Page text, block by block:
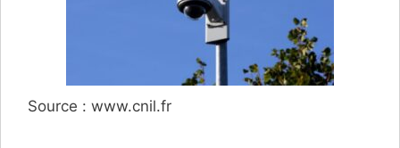
Source : www.cnil.fr